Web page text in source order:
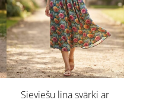
Sieviešu lina svārki ar